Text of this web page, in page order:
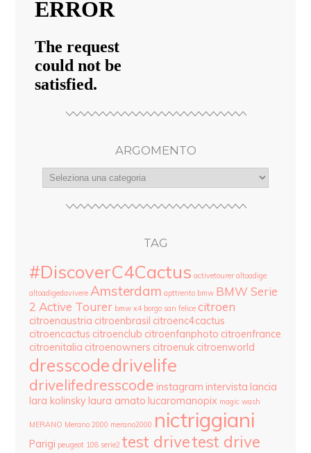
ARGOMENTO
argomento
TAG
#DiscoverC4Cactus activetourer altoadige
altoadigedavivere Amsterdam apttrento bmw BMW Serie
2 Active Tourer bmw x4 borgo san felice citroen
citroenaustria citroenbrasil citroenc4cactus
citroencactus citroenclub citroenfanphoto citroenfrance
citroenitalia citroenowners citroenuk citroenworld
dresscodedrivelife
drivelifedresscode instagram intervista lancia
lara kolinsky laura amato lucaromanopix magic wash
MERANO Merano 2000 merano2000 nictriggiani
Parigi peugeot 108 serie2 test drivetest drive